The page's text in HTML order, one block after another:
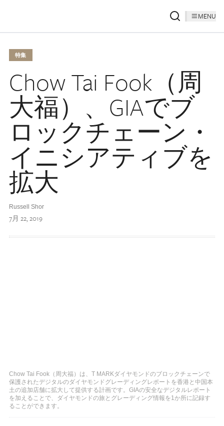
MENU
特集
Chow Tai Fook（周
大福）、GIAでブ
ロックチェーン・
イニシアティブを
拡大
Russell Shor
7月 22, 2019
Chow Tai Fook（周大福）は、T MARKダイヤモンドのブロックチェーンで
保護されたデジタルのダイヤモンドグレーディングレポートを香港と中国本
土の追加店舗に拡大して提供する計画です。GIAの安全なデジタルレポート
を加えることで、ダイヤモンドの旅とグレーディング情報を1か所に記録す
ることができます。